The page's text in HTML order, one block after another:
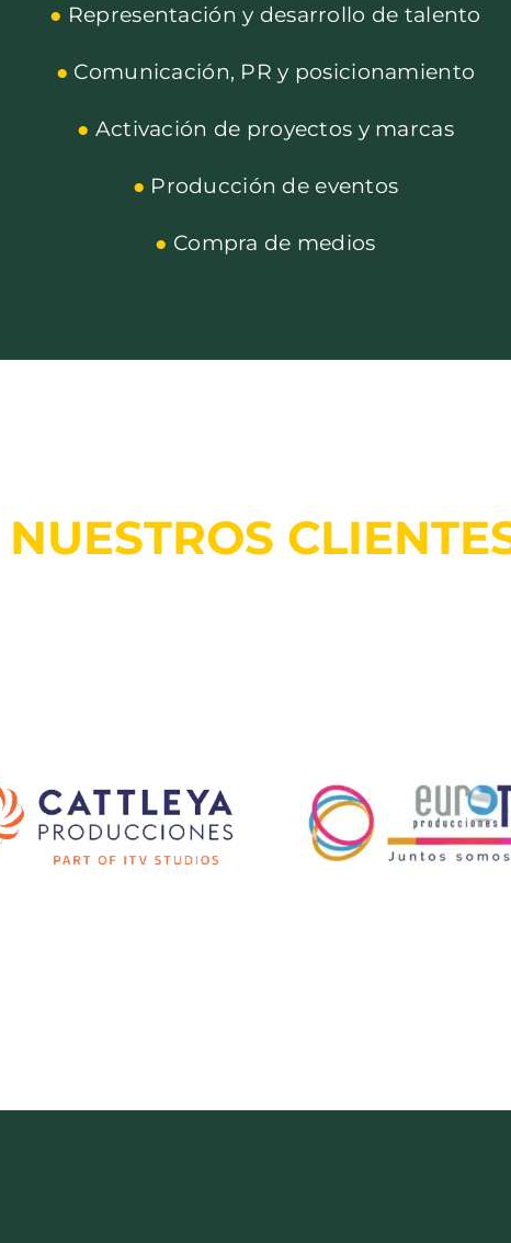
● Representación y desarrollo de talento
● Comunicación, PR y posicionamiento
● Activación de proyectos y marcas
● Producción de eventos
● Compra de medios
NUESTROS